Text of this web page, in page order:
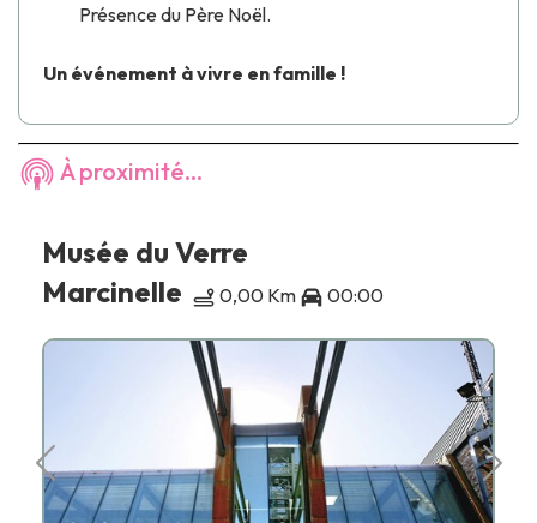
Présence du Père Noël.
Un événement à vivre en famille !
À proximité...
Musée du Verre
Marcinelle
0,00 Km 00:00